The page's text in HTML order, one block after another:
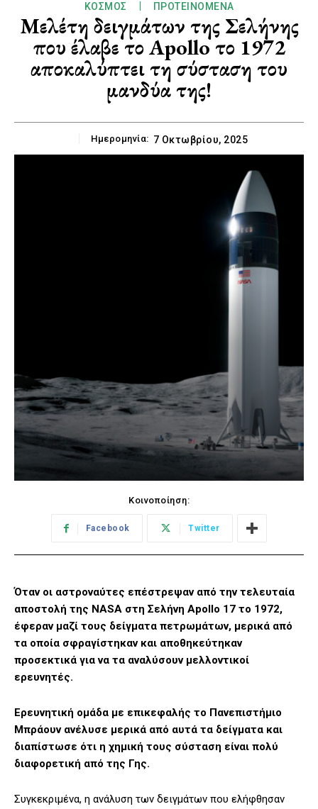
ΚΌΣΜΟΣ ΠΡΟΤΕΙΝΌΜΕΝΑ
Μελέτη δειγμάτων της Σελήνης
που έλαβε το Apollo το 1972
αποκαλύπτει τη σύσταση του
μανδύα της!
Ημερομηνία: 7 Οκτωβρίου, 2025
Κοινοποίηση:
Facebook Twitter
Όταν οι αστροναύτες επέστρεψαν από την τελευταία
αποστολή της NASA στη Σελήνη Apollo 17 το 1972,
έφεραν μαζί τους δείγματα πετρωμάτων, μερικά από
τα οποία σφραγίστηκαν και αποθηκεύτηκαν
προσεκτικά για να τα αναλύσουν μελλοντικοί
ερευνητές.
Ερευνητική ομάδα με επικεφαλής το Πανεπιστήμιο
Μπράουν ανέλυσε μερικά από αυτά τα δείγματα και
διαπίστωσε ότι η χημική τους σύσταση είναι πολύ
διαφορετική από της Γης.
Συγκεκριμένα, η ανάλυση των δειγμάτων που ελήφθησαν